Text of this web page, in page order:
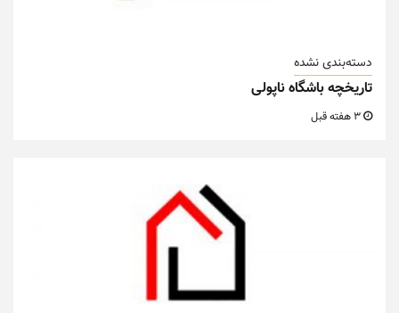
دسته‌بندی نشده
تاریخچه باشگاه ناپولی